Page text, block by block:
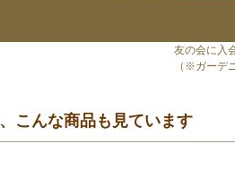
友の会に入
（※ガーデ
こんな商品も見ています